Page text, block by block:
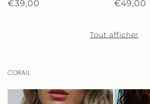
Prix
€39,00
Prix
€49,00
Tout afficher
CORAIL